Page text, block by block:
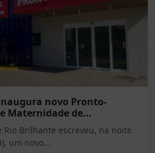
novo Pronto-
Maternidade de...
Rio Brilhante escreveu, na noite
um novo...